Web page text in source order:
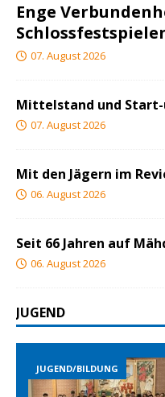
Enge
07. August 2026
Mittelstand und
07. August 2026
Mit den Jägern im
06. August 2026
Seit 66 Jahren auf
06. August 2026
JUGEND
JUGEND/BILDUNG